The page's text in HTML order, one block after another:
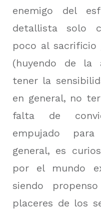
enemigo del
detallista solo
poco al
(huyendo de la
tener la
en general, no
falta de
empujado
general, es
por el mundo
siendo
placeres de los